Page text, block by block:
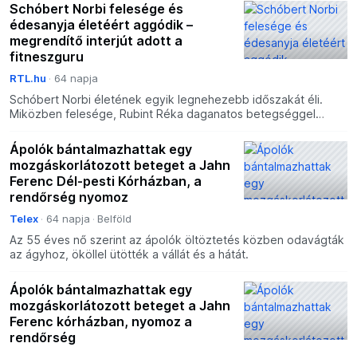
Schóbert Norbi felesége és
édesanyja életéért aggódik –
megrendítő interjút adott a
fitneszguru
RTL.hu 64 napja
Schóbert Norbi életének egyik legnehezebb időszakát éli.
Miközben felesége, Rubint Réka daganatos betegséggel
Ápolók bántalmazhattak egy
mozgáskorlátozott beteget a Jahn
Ferenc Dél-pesti Kórházban, a
rendőrség nyomoz
Telex 64 napja Belföld
Az 55 éves nő szerint az ápolók öltöztetés közben odavágták
az ágyhoz, ököllel ütötték a vállát és a hátát.
Ápolók bántalmazhattak egy
mozgáskorlátozott beteget a Jahn
Ferenc kórházban, nyomoz a
rendőrség